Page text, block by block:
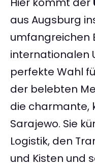
aus Augsburg
umfangreichen
internationalen
perfekte Wahl
der belebten
die charmante,
Sarajewo. Sie
Logistik, den
und Kisten und